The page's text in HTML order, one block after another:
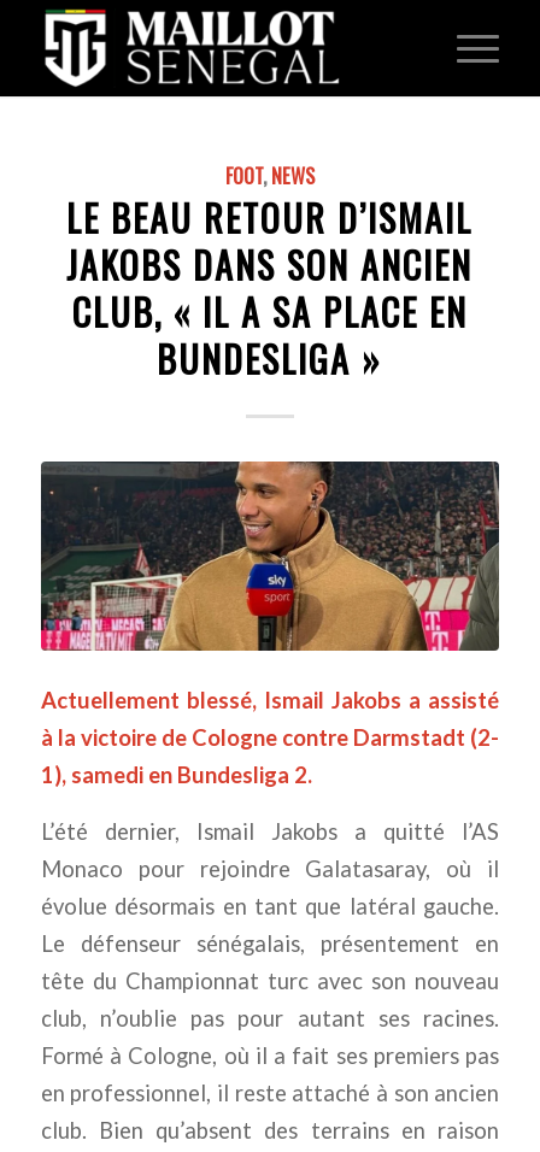
FOOT,NEWS
LE BEAU RETOUR D’ISMAIL
JAKOBS DANS SON ANCIEN
CLUB, « IL A SA PLACE EN
BUNDESLIGA »
Actuellement blessé, Ismail Jakobs a assisté
à la victoire de Cologne contre Darmstadt (2-
1), samedi en Bundesliga 2.
L’été dernier, Ismail Jakobs a quitté l’AS
Monaco pour rejoindre Galatasaray, où il
évolue désormais en tant que latéral gauche.
Le défenseur sénégalais, présentement en
tête du Championnat turc avec son nouveau
club, n’oublie pas pour autant ses racines.
Formé à Cologne, où il a fait ses premiers pas
en professionnel, il reste attaché à son ancien
club. Bien qu’absent des terrains en raison